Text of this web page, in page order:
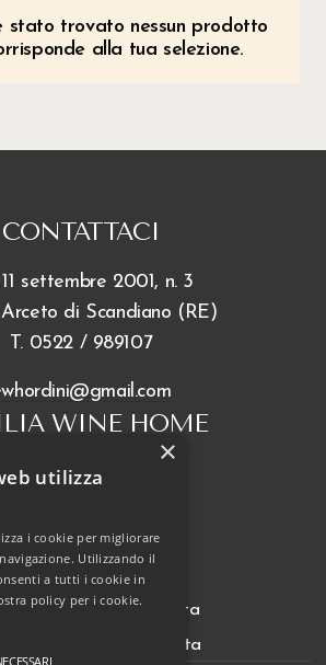
Confezioni 4
stato trovato nessun prodotto
alla tua selezione.
CONTATTACI
settembre 2001, n. 3
di Scandiano (RE)
T. 0522 / 989107
WINE HOME
FAQ
e Condizioni di vendita
e Condizioni di vendita
×
utilizza
i cookie per migliorare
Utilizzando il
a tutti i cookie in
policy per i cookie.